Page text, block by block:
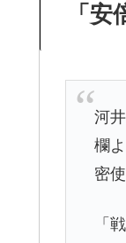
「
河
欄よ
密
「